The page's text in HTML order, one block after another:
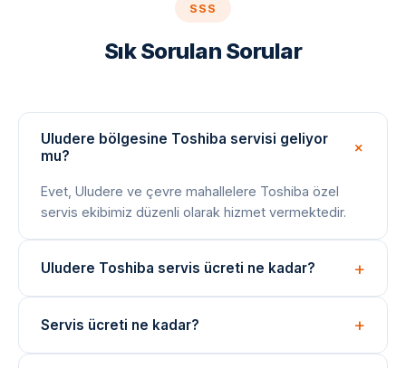
SSS
Sık Sorulan Sorular
Uludere bölgesine Toshiba servisi geliyor
mu?
Evet, Uludere ve çevre mahallelere Toshiba özel
servis ekibimiz düzenli olarak hizmet vermektedir.
Uludere Toshiba servis ücreti ne kadar?
göre değişir; işlem öncesi net fiyat bilgisi paylaşılır.
Servis ücreti ne kadar?